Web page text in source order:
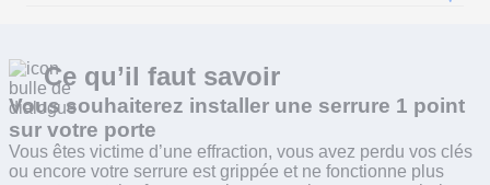
Ce qu’il faut savoir
Vous souhaiterez installer une serrure 1 point
sur votre porte
Vous êtes victime d’une effraction, vous avez perdu vos clés
ou encore votre serrure est grippée et ne fonctionne plus